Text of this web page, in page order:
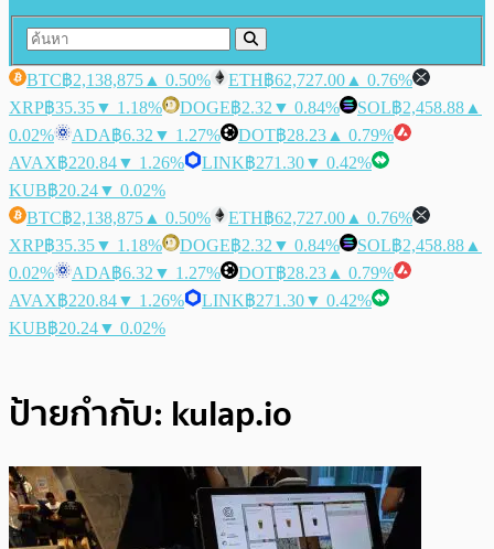
BTC฿2,138,875 ▲ 0.50% ETH฿62,727.00 ▲ 0.76%
XRP฿35.35▼ 1.18% DOGE฿2.32 ▼ 0.84% SOL฿2,458.88 ▲
0.02%
ADA฿6.32 ▼ 1.27% DOT฿28.23 ▲ 0.79%
AVAX฿220.84▼ 1.26% LINK฿271.30▼ 0.42%
KUB฿20.24▼ 0.02%
BTC฿2,138,875 ▲ 0.50% ETH฿62,727.00 ▲ 0.76%
XRP฿35.35▼ 1.18% DOGE฿2.32 ▼ 0.84% SOL฿2,458.88 ▲
0.02%
ADA฿6.32 ▼ 1.27% DOT฿28.23 ▲ 0.79%
AVAX฿220.84▼ 1.26% LINK฿271.30▼ 0.42%
KUB฿20.24▼ 0.02%
ป้ายกำกับ: kulap.io